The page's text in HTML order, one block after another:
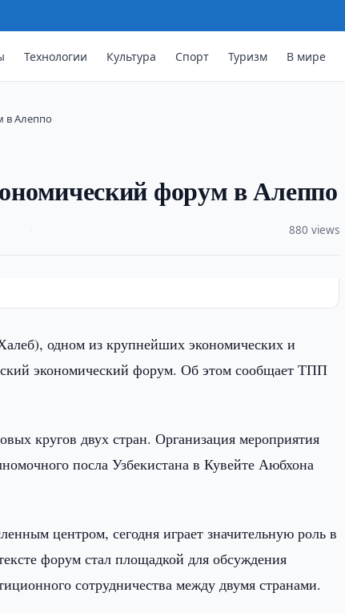
Технологии Культура Спорт Туризм В мире
в Алеппо
форум в Алеппо
880 views
одном из крупнейших экономических и
экономический форум. Об этом сообщает ТПП
кругов двух стран. Организация мероприятия
посла Узбекистана в Кувейте Аюбхона
центром, сегодня играет значительную роль в
форум стал площадкой для обсуждения
сотрудничества между двумя странами.